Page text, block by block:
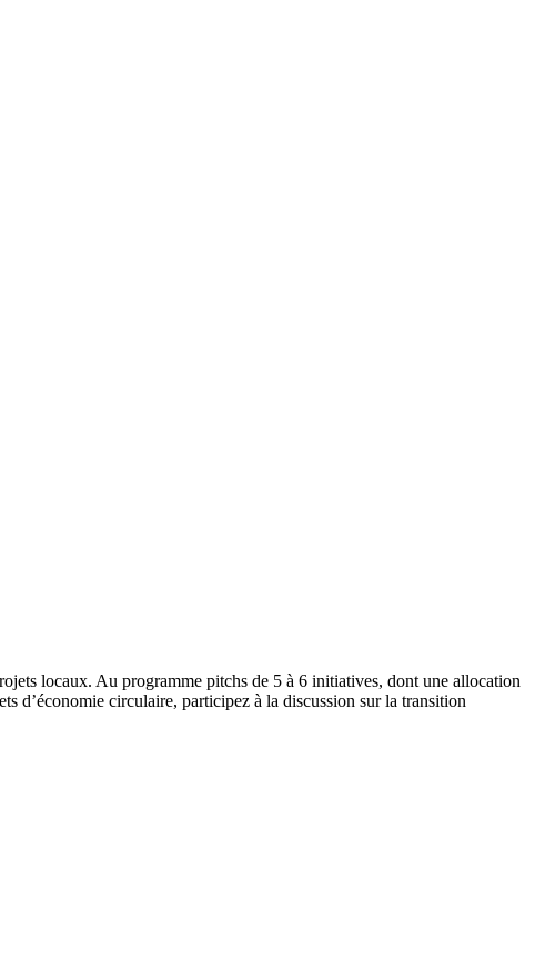
locaux. Au programme pitchs de 5 à 6 initiatives, dont une allocation
d’économie circulaire, participez à la discussion sur la transition